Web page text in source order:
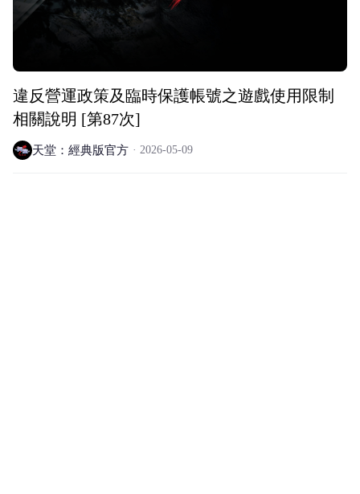
違反營運政策及臨時保護帳號之遊戲使用限制
相關說明 [第87次]
天堂：經典版官方 2026-05-09